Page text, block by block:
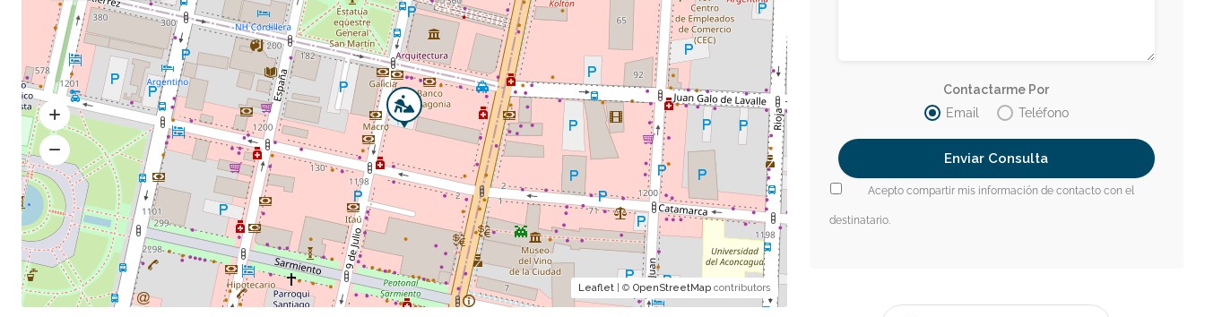
Leaflet | ©OpenStreetMap contributors
Contactarme Por
Email
Teléfono
Acepto compartir mis información de contacto con el
destinatario.